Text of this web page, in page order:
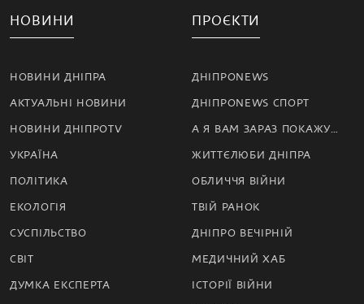
НОВИНИ
НОВИНИ ДНІПРА
АКТУАЛЬНІ НОВИНИ
НОВИНИ ДНІПРОTV
УКРАЇНА
ПОЛІТИКА
ЕКОЛОГІЯ
СУСПІЛЬСТВО
СВІТ
ДУМКА ЕКСПЕРТА
ПРОЄКТИ
ДНІПРОNEWS
ДНІПРОNEWS СПОРТ
А Я ВАМ ЗАРАЗ ПОКАЖУ…
ЖИТТЄЛЮБИ ДНІПРА
ОБЛИЧЧЯ ВІЙНИ
ТВІЙ РАНОК
ДНІПРО ВЕЧІРНІЙ
МЕДИЧНИЙ ХАБ
ІСТОРІЇ ВІЙНИ